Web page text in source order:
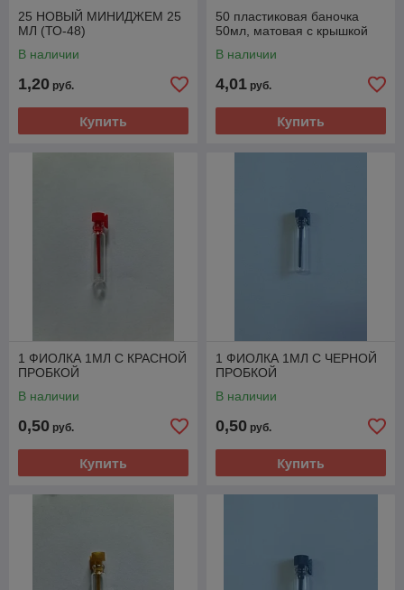
25 НОВЫЙ МИНИДЖЕМ 25
МЛ (ТО-48)
В наличии
1,20 руб.
Купить
50 пластиковая баночка
50мл, матовая с крышкой
В наличии
4,01 руб.
Купить
1 ФИОЛКА 1МЛ С КРАСНОЙ
ПРОБКОЙ
В наличии
0,50 руб.
Купить
1 ФИОЛКА 1МЛ С ЧЕРНОЙ
ПРОБКОЙ
В наличии
0,50 руб.
Купить